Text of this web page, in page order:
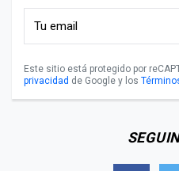
Este sitio está protegido por
privacidad de Google y los